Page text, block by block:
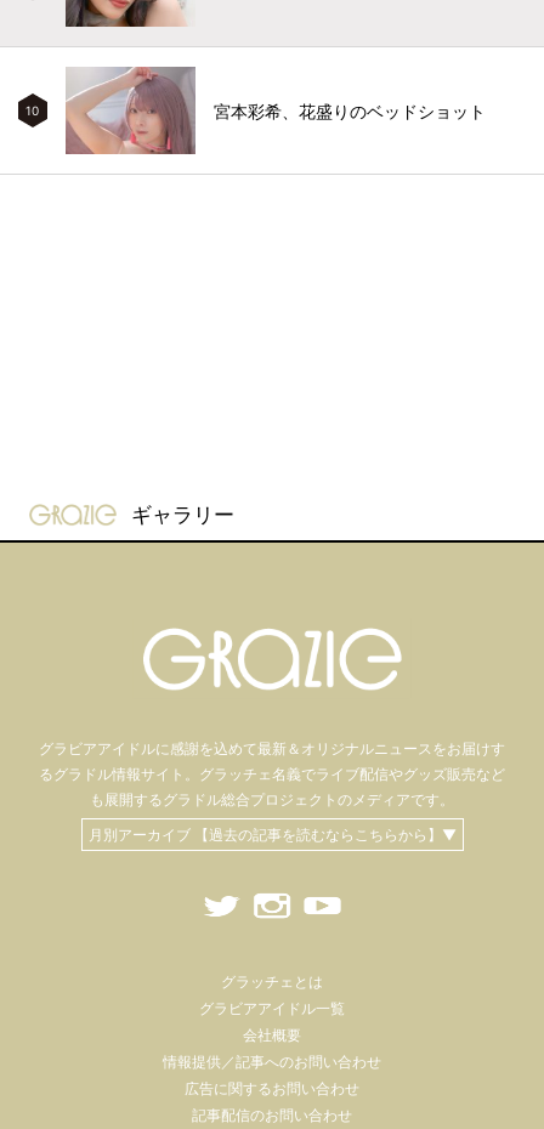
10 宮本彩希、花盛りのベッドショット
gravure-grazie
ギャラリー
グラビアアイドルに感謝を込めて最新＆オリジナルニュースをお届けす
るグラドル情報サイト。 グラッチェ名義でライブ配信やグッズ販売など
も 展開するグラドル総合プロジェクトのメディアです。
月別アーカイブ 【過去の記事を読むならこちらから】▼
グラッチェとは
グラビアアイドル一覧
会社概要
情報提供／記事へのお問い合わせ
広告に関するお問い合わせ
記事配信のお問い合わせ